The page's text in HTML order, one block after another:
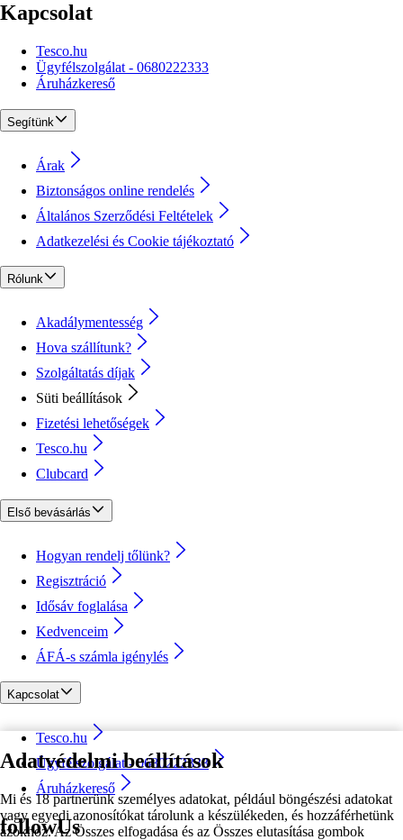
Adatvédelmi beállítások
Mi és 18 partnerünk személyes adatokat, például böngészési adatokat
vagy egyedi azonosítókat tárolunk a készülékeden, és hozzáférhetünk
azokhoz. Az Összes elfogadása és az Összes elutasítása gombok
Kapcsolat
Tesco.hu
Ügyfélszolgálat - 0680222333
Áruházkereső
Segítünk
Árak
Biztonságos online rendelés
Általános Szerződési Feltételek
Adatkezelési és Cookie tájékoztató
Rólunk
Akadálymentesség
Hova szállítunk?
Szolgáltatás díjak
Süti beállítások
Fizetési lehetőségek
Tesco.hu
Clubcard
Első bevásárlás
Hogyan rendelj tőlünk?
Regisztráció
Idősáv foglalása
Kedvenceim
ÁFÁ-s számla igénylés
Kapcsolat
Tesco.hu
Ügyfélszolgálat - 0680222333
Áruházkereső
followUs